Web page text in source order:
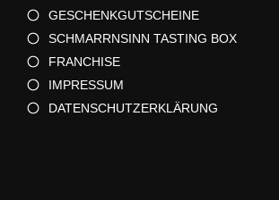
GESCHENKGUTSCHEINE
SCHMARRNSINN TASTING BOX
FRANCHISE
IMPRESSUM
DATENSCHUTZERKLÄRUNG